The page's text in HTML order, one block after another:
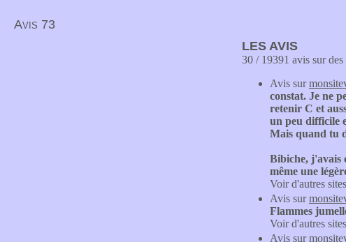
Avis 73
LES AVIS
30 / 19391 avis sur des
Avis sur
constat. Je ne
retenir C et
un peu difficile
Mais quand tu
Bibiche, j'avais
même une
Voir d'autres
Avis sur
Flammes
Voir d'autres
Avis sur